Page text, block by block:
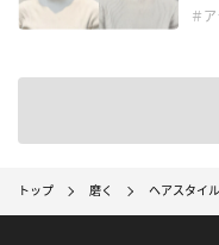
＃
トップ 磨く ヘアスタイル